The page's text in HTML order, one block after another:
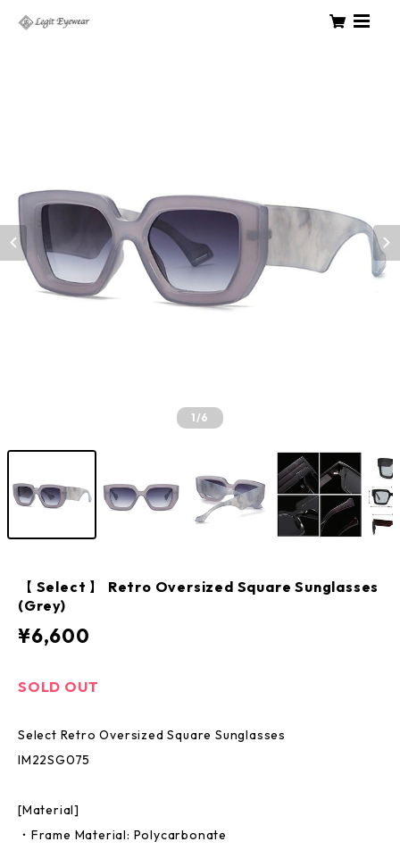
1/6
【 Select 】 Retro Oversized Square Sunglasses
(Grey)
¥6,600
SOLD OUT
Select Retro Oversized Square Sunglasses
IM22SG075
[Material]
・Frame Material: Polycarbonate